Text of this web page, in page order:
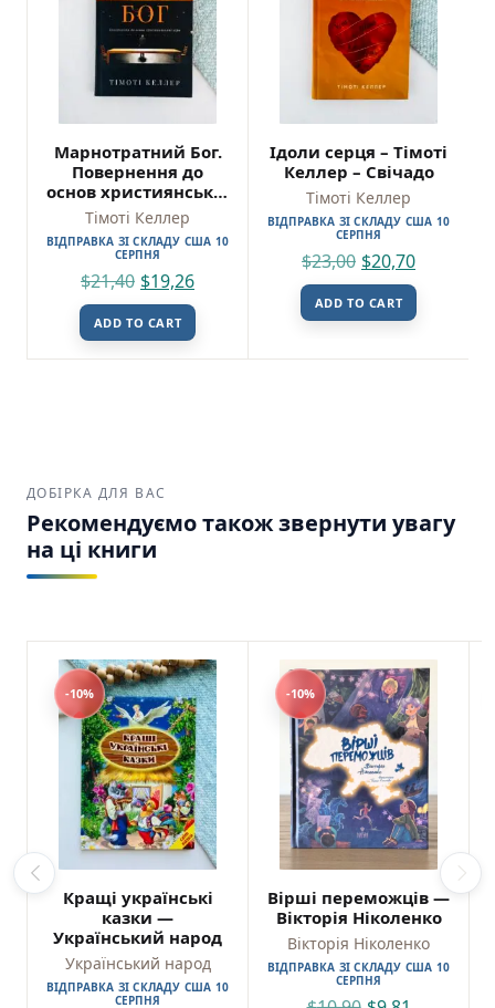
Марнотратний Бог.
Повернення до
основ християнської
віри – Тімоті Келлер
– Свічадо
Тімоті Келлер
ВІДПРАВКА ЗІ СКЛАДУ США 10
СЕРПНЯ
$21,40 $19,26
ADD TO CART
Ідоли серця – Тімоті
Келлер – Свічадо
Тімоті Келлер
ВІДПРАВКА ЗІ СКЛАДУ США 10
СЕРПНЯ
$23,00 $20,70
ADD TO CART
ДОБІРКА ДЛЯ ВАС
Рекомендуємо також звернути увагу
на ці книги
-10%
Кращі українські
казки —
Український народ
Український народ
ВІДПРАВКА ЗІ СКЛАДУ США 10
СЕРПНЯ
-10%
Вірші переможців —
Вікторія Ніколенко
Вікторія Ніколенко
ВІДПРАВКА ЗІ СКЛАДУ США 10
СЕРПНЯ